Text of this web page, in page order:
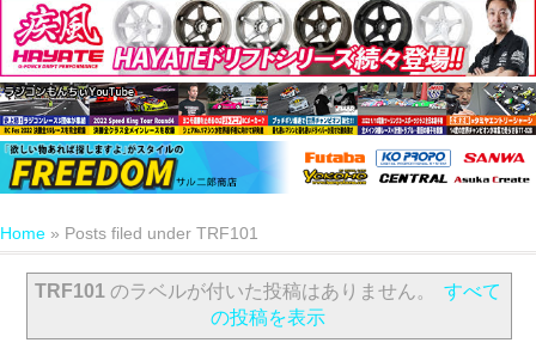
Home » Posts filed under TRF101
TRF101 のラベルが付いた投稿はありません。
すべて
の投稿を表示